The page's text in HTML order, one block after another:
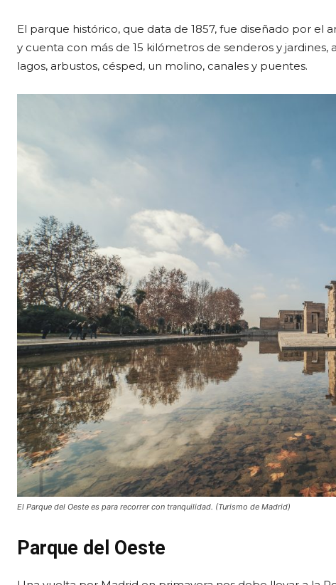
El parque histórico, que data de 1857, fue diseñado por el
y cuenta con más de 15 kilómetros de senderos y
lagos, arbustos, césped, un molino, canales y puentes.
El Parque del Oeste es para recorrer con tranquilidad. (Turismo de Madrid)
Parque del Oeste